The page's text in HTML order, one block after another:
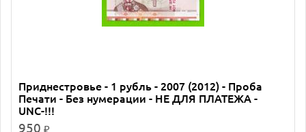
Приднестровье - 1 рубль - 2007 (2012) - Проба
Печати - Без нумерации - НЕ ДЛЯ ПЛАТЕЖА -
UNC-!!!
950 ₽